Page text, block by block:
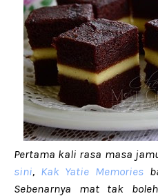
Pertama kali rasa masa
sini, Kak Yatie Memories
Sebenarnya mat tak